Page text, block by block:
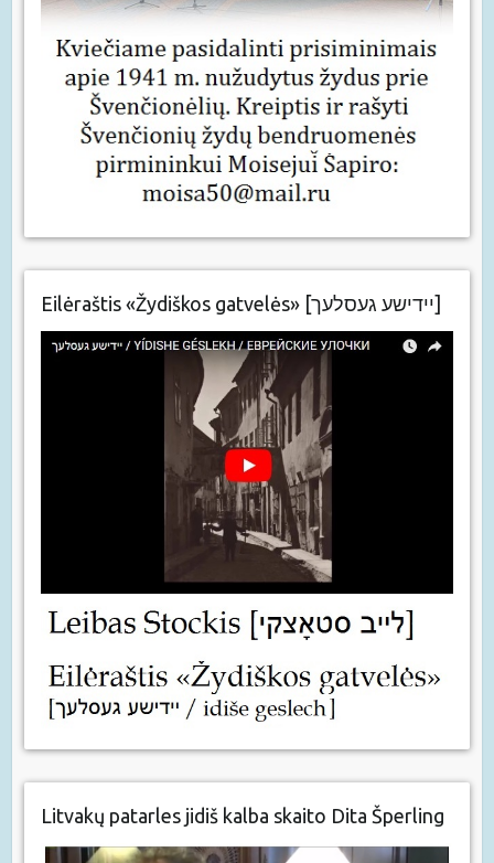
Eilėraštis «Žydiškos gatvelės» [יידישע געסלעך]
Litvakų patarles jidiš kalba skaito Dita Šperling